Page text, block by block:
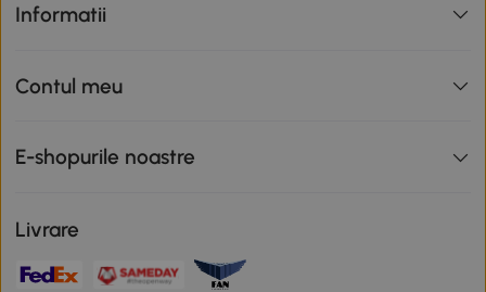
Informatii
Contul meu
E-shopurile noastre
Livrare